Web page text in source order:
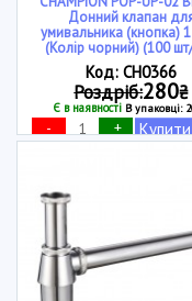
Донний клапан
умивальника (кнопка)
(Колір чорний) (100
Код: CH0366
Роздріб:280₴
Є в наявностіВ упаковці:
- + Купити